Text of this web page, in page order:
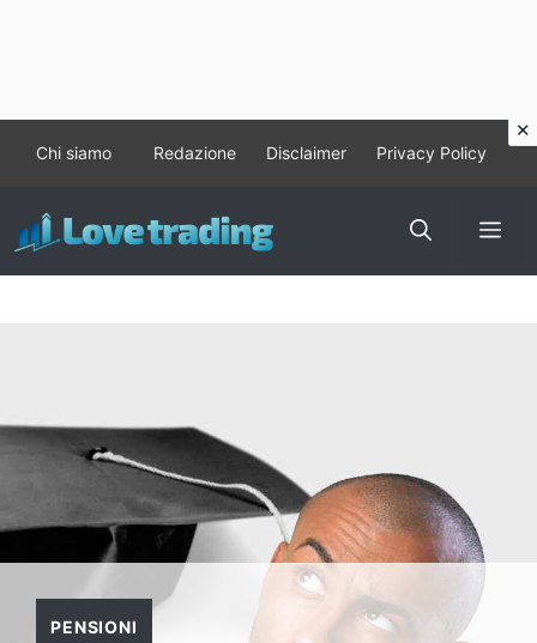
contenuto
Chi siamo Redazione Disclaimer Privacy Policy
PENSIONI